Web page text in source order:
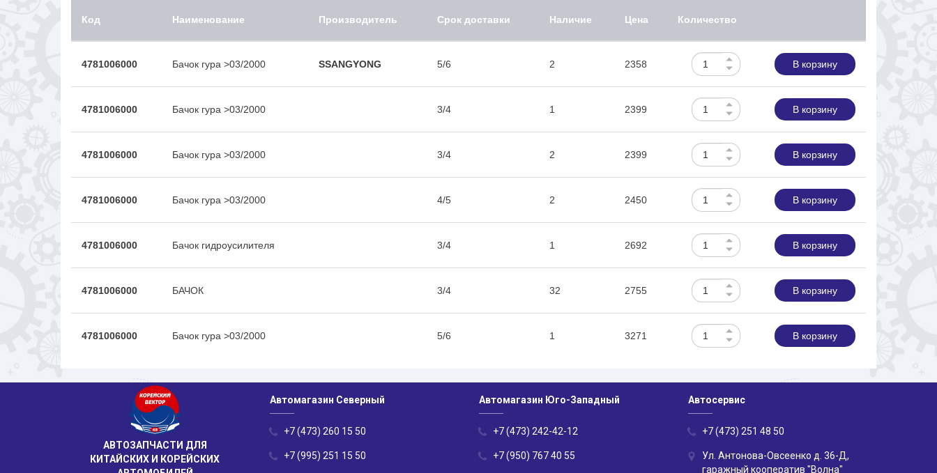
Код Наименование Производитель Срок доставки Наличие Цена Количество
4781006000 Бачок гура >03/2000 SSANGYONG 5/6 2 2358 В корзину
4781006000 Бачок гура >03/2000 3/4 1 2399 В корзину
4781006000 Бачок гура >03/2000 3/4 2 2399 В корзину
4781006000 Бачок гура >03/2000 4/5 2 2450 В корзину
4781006000 Бачок гидроусилителя 3/4 1 2692 В корзину
4781006000 БАЧОК 3/4 32 2755 В корзину
4781006000 Бачок гура >03/2000 5/6 1 3271 В корзину
АВТОЗАПЧАСТИ ДЛЯ
КИТАЙСКИХ И КОРЕЙСКИХ
Автомагазин Северный
+7 (473) 260 15 50
+7 (995) 251 15 50
Автомагазин Юго-Западный
+7 (473) 242-42-12
+7 (950) 767 40 55
Автосервис
+7 (473) 251 48 50
Ул. Антонова-Овсеенко д. 36-Д,
гаражный кооператив "Волна"